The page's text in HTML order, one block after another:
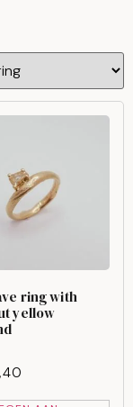
ring with
yellow